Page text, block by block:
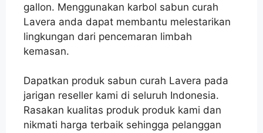
gallon. Menggunakan karbol sabun curah
Lavera anda dapat membantu melestarikan
lingkungan dari pencemaran limbah
kemasan.
Dapatkan produk sabun curah Lavera pada
jarigan reseller kami di seluruh Indonesia.
Rasakan kualitas produk produk kami dan
nikmati harga terbaik sehingga pelanggan